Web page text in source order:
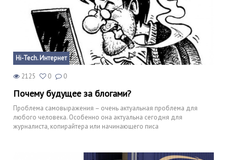
Hi-Tech. Интернет
2125 0 0
Почему будущее за блогами?
Проблема самовыражения – очень актуальная проблема для
любого человека. Особенно она актуальна сегодня для
журналиста, копирайтера или начинающего писа